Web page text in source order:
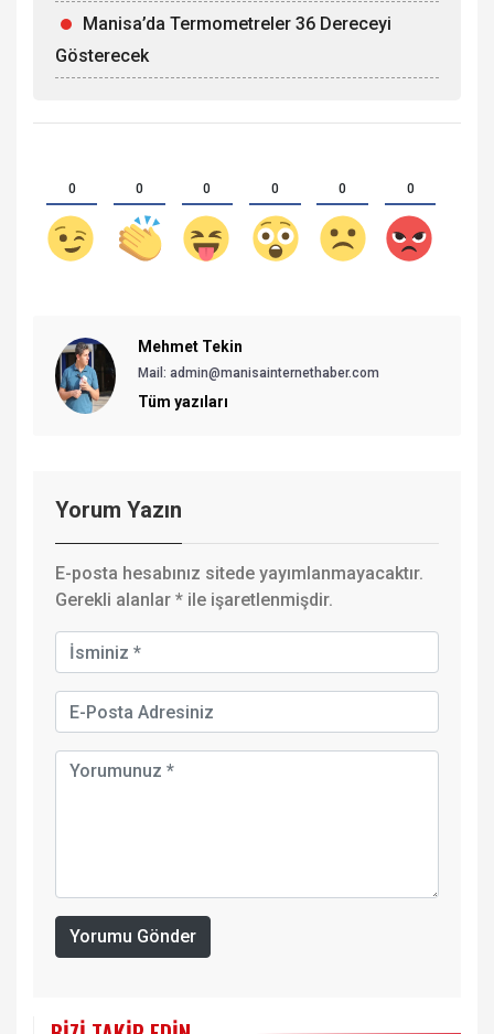
Manisa’da Termometreler 36 Dereceyi
Gösterecek
0 0 0 0 0 0
Mehmet Tekin
Mail: admin@manisainternethaber.com
Tüm yazıları
Yorum Yazın
E-posta hesabınız sitede yayımlanmayacaktır.
Gerekli alanlar * ile işaretlenmişdir.
Yorumu Gönder